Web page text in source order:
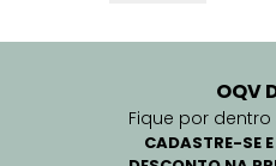
OQV
Fique por
CADASTRE-SE